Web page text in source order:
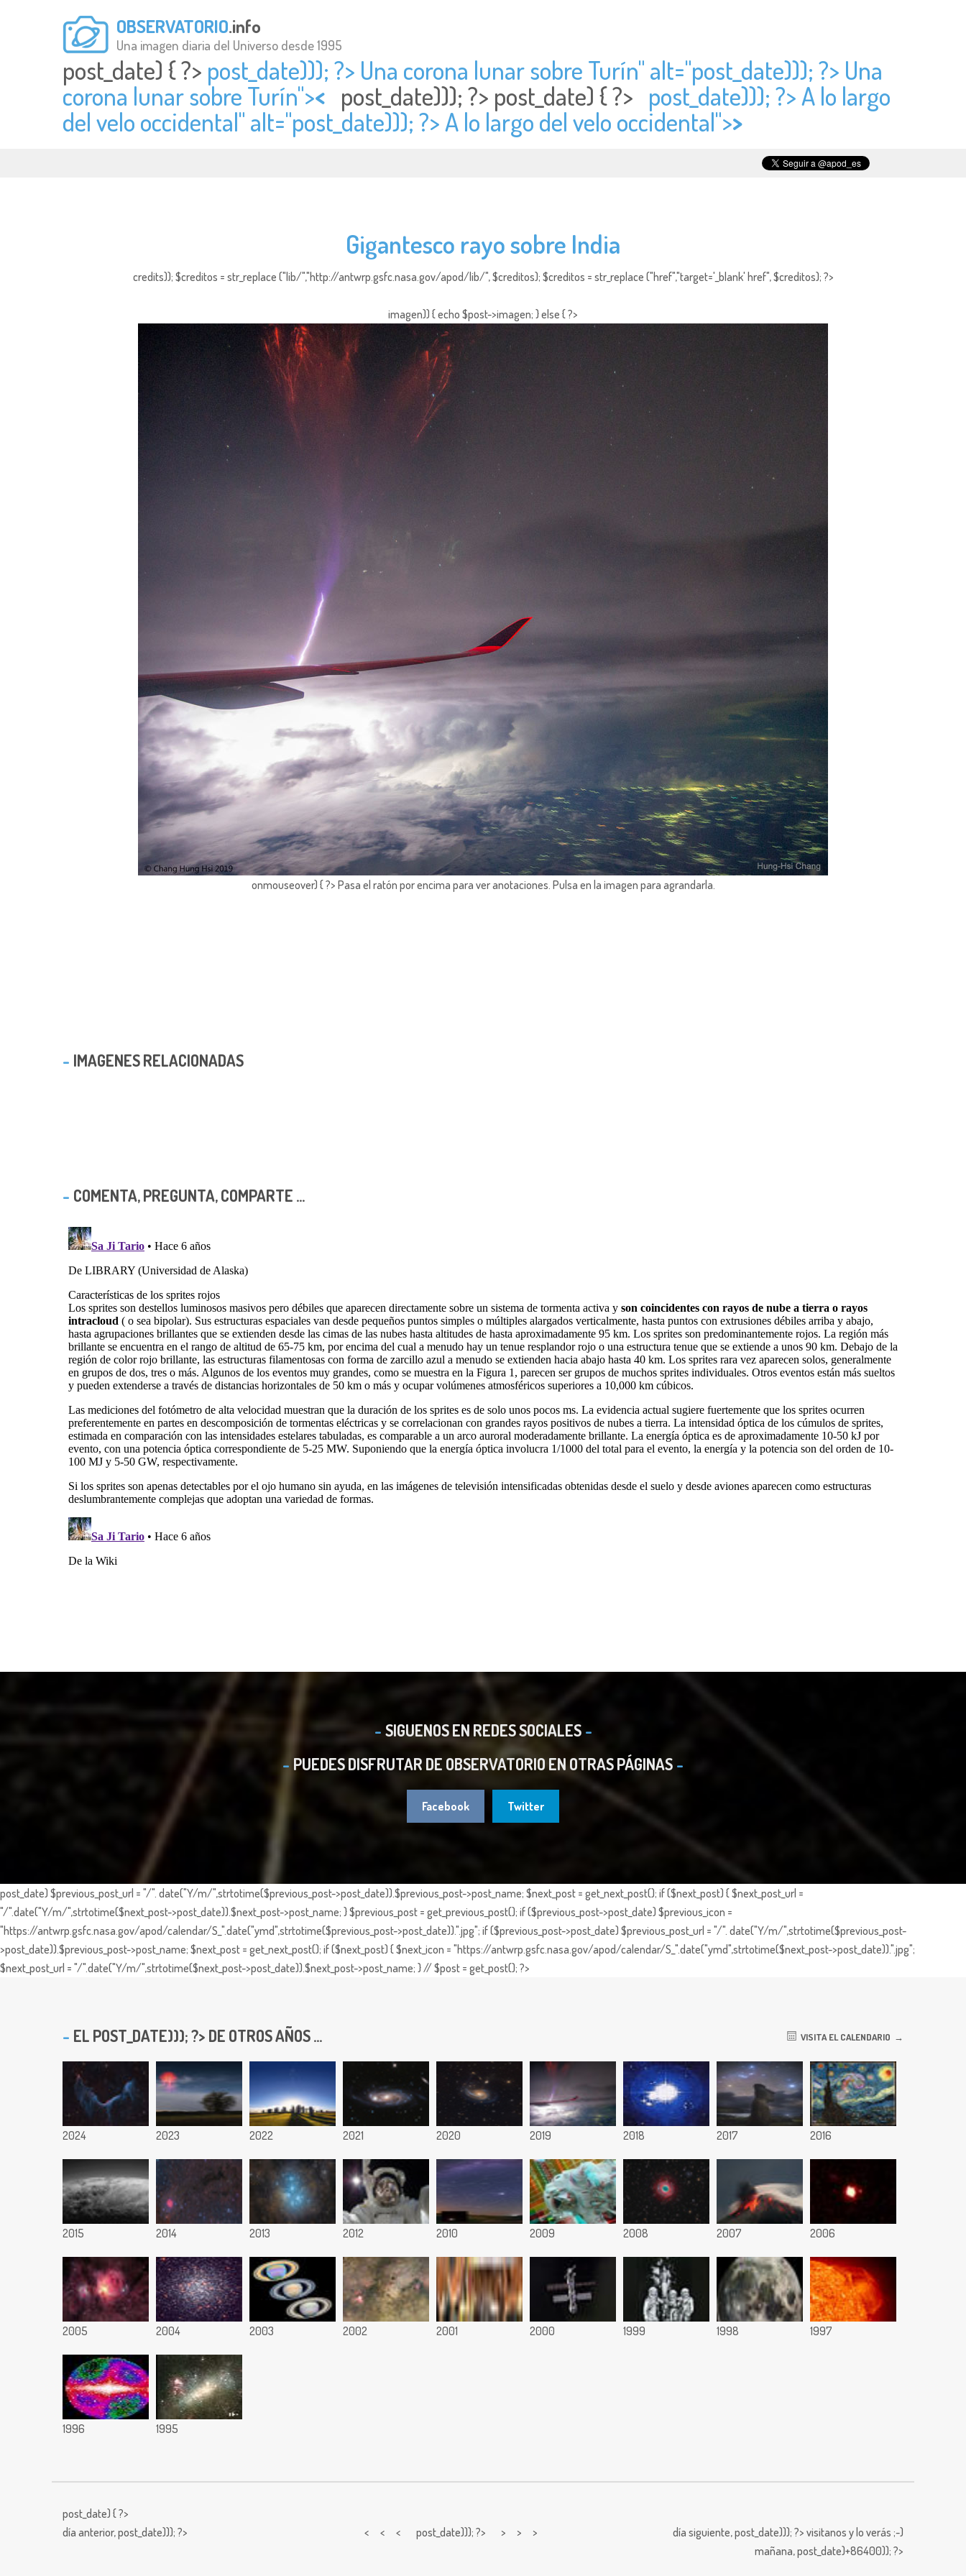
OBSERVATORIO.info
Una imagen diaria del Universo desde 1995
post_date) { ?> post_date))); ?> Una corona lunar sobre Turín" alt="post_date))); ?> Una
corona lunar sobre Turín">< post_date))); ?> post_date) { ?> post_date))); ?> A lo largo
del velo occidental" alt="post_date))); ?> A lo largo del velo occidental">>
Gigantesco rayo sobre India
credits)); $creditos = str_replace ("lib/","http://antwrp.gsfc.nasa.gov/apod/lib/", $creditos); $creditos = str_replace ("href","target='_blank' href", $creditos); ?>
imagen)) { echo $post->imagen; } else { ?>
onmouseover) { ?> Pasa el ratón por encima para ver anotaciones. Pulsa en la imagen para agrandarla.
IMAGENES RELACIONADAS
COMENTA, PREGUNTA, COMPARTE ...
SIGUENOS EN REDES SOCIALES
PUEDES DISFRUTAR DE OBSERVATORIO EN OTRAS PÁGINAS
Facebook Twitter
post_date) $previous_post_url = "/". date("Y/m/",strtotime($previous_post->post_date)).$previous_post->post_name; $next_post = get_next_post(); if ($next_post) { $next_post_url =
"/".date("Y/m/",strtotime($next_post->post_date)).$next_post->post_name; } $previous_post = get_previous_post(); if ($previous_post->post_date) $previous_icon =
"https://antwrp.gsfc.nasa.gov/apod/calendar/S_".date("ymd",strtotime($previous_post->post_date)).".jpg"; if ($previous_post->post_date) $previous_post_url = "/". date("Y/m/",strtotime($previous_post-
>post_date)).$previous_post->post_name; $next_post = get_next_post(); if ($next_post) { $next_icon = "https://antwrp.gsfc.nasa.gov/apod/calendar/S_".date("ymd",strtotime($next_post->post_date)).".jpg";
$next_post_url = "/".date("Y/m/",strtotime($next_post->post_date)).$next_post->post_name; } // $post = get_post(); ?>
EL POST_DATE))); ?> DE OTROS AÑOS ... VISITA EL CALENDARIO
2024 2023 2022 2021 2020 2019 2018 2017 2016
2015 2014 2013 2012 2010 2009 2008 2007 2006
2005 2004 2003 2002 2001 2000 1999 1998 1997
1996 1995
post_date) { ?>
día anterior,post_date))); ?> < < < post_date))); ?> > > > día siguiente,post_date))); ?> visitanos y lo verás ;-)
mañana,post_date)+86400)); ?>